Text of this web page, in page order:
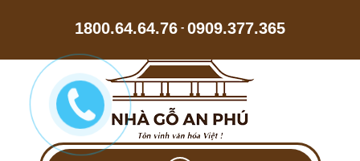
1800.64.64.76 - 0909.377.365